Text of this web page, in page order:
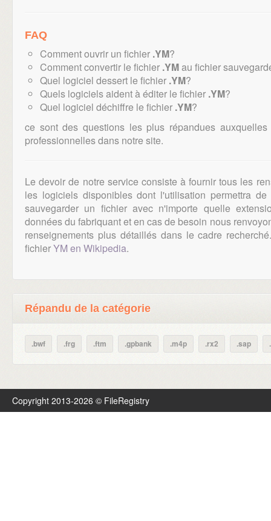
FAQ
Comment ouvrir un fichier .YM?
Comment convertir le fichier .YMau fichier
Quel logiciel dessert le fichier .YM?
Quels logiciels aident à éditer le fichier .YM?
Quel logiciel déchiffre le fichier .YM?
ce sont des questions les plus répandues
professionnelles dans notre site.
Le devoir de notre service consiste à fournir tous les
les logiciels disponibles dont l'utilisation permettra
sauvegarder un fichier avec n'importe quelle
données du fabriquant et en cas de besoin nous
renseignements plus détaillés dans le cadre
fichierYM en Wikipedia.
Répandu de la catégorie
.bwf .frg .ftm .gpbank .m4p .rx2 .sap
Copyright 2013-2026 © FileRegistry